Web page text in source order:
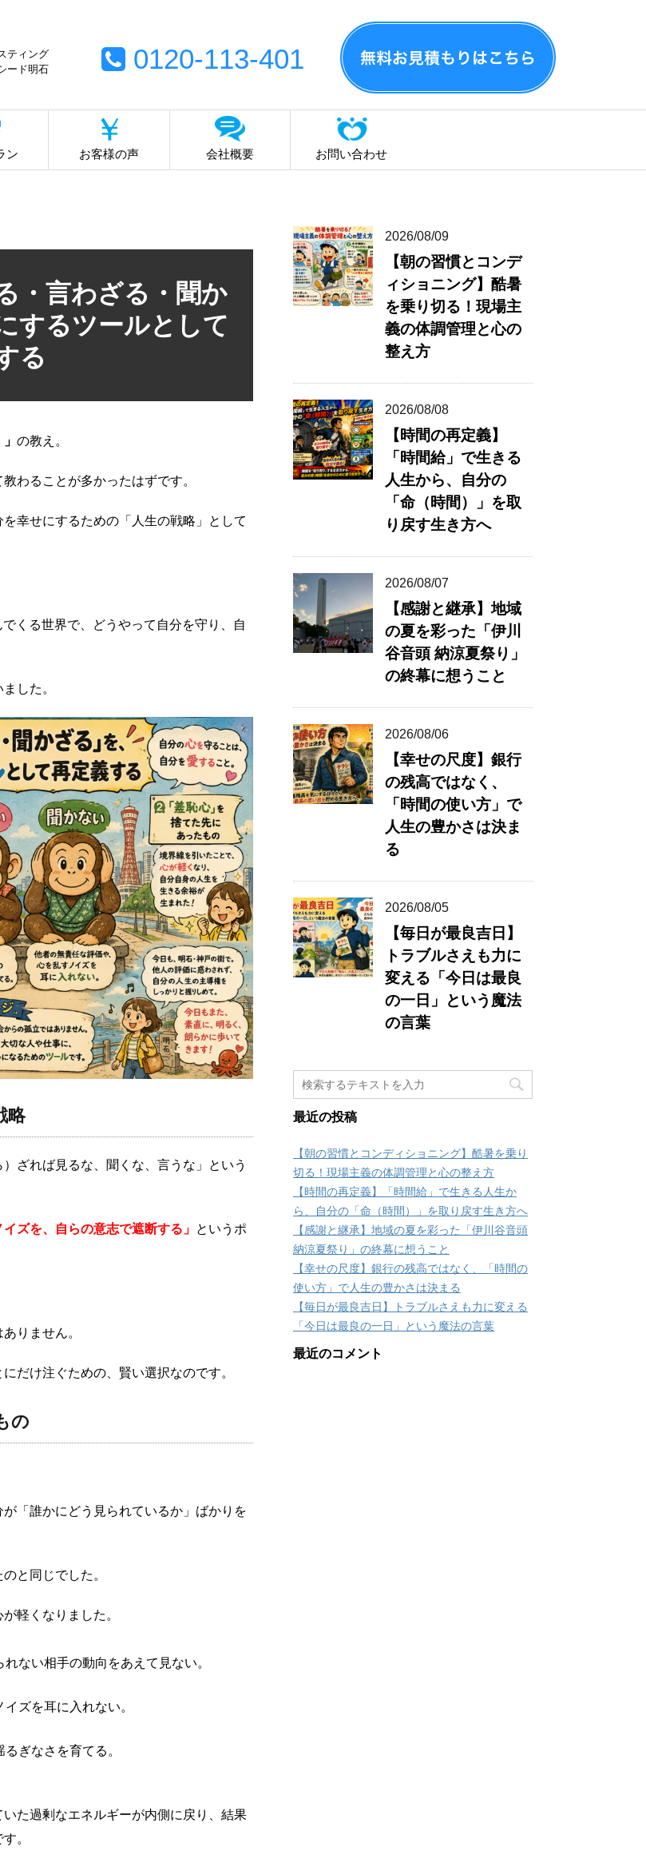
ティング
ード明石 0120-113-401
ン お客様の声 会社概要 お問い合わせ
・言わざる・聞か
するツールとして
る
の教え。
教わることが多かったはずです。
幸せにするための「人生の戦略」として
くる世界で、どうやって自分を守り、自
した。
略
ざれば見るな、聞くな、言うな」という
ズを、自らの意志で遮断する」 というポ
りません。
だけ注ぐための、賢い選択なのです。
の
「誰かにどう見られているか」ばかりを
と同じでした。
軽くなりました。
ない相手の動向をあえて見ない。
ズを耳に入れない。
ぎなさを育てる。
た過剰なエネルギーが内側に戻り、結果
。
2026/08/09
【朝の習慣とコンデ
ィショニング】酷暑
を乗り切る！現場主
義の体調管理と心の
整え方
2026/08/08
【時間の再定義】
「時間給」で生きる
人生から、自分の
「命（時間）」を取
り戻す生き方へ
2026/08/07
【感謝と継承】地域
の夏を彩った「伊川
谷音頭 納涼夏祭り」
の終幕に想うこと
2026/08/06
【幸せの尺度】銀行
の残高ではなく、
「時間の使い方」で
人生の豊かさは決ま
る
2026/08/05
【毎日が最良吉日】
トラブルさえも力に
変える「今日は最良
の一日」という魔法
の言葉
最近の投稿
【朝の習慣とコンディショニング】酷暑を乗り
切る！現場主義の体調管理と心の整え方
【時間の再定義】「時間給」で生きる人生か
ら、自分の「命（時間）」を取り戻す生き方へ
【感謝と継承】地域の夏を彩った「伊川谷音頭
納涼夏祭り」の終幕に想うこと
【幸せの尺度】銀行の残高ではなく、「時間の
使い方」で人生の豊かさは決まる
【毎日が最良吉日】トラブルさえも力に変える
「今日は最良の一日」という魔法の言葉
最近のコメント